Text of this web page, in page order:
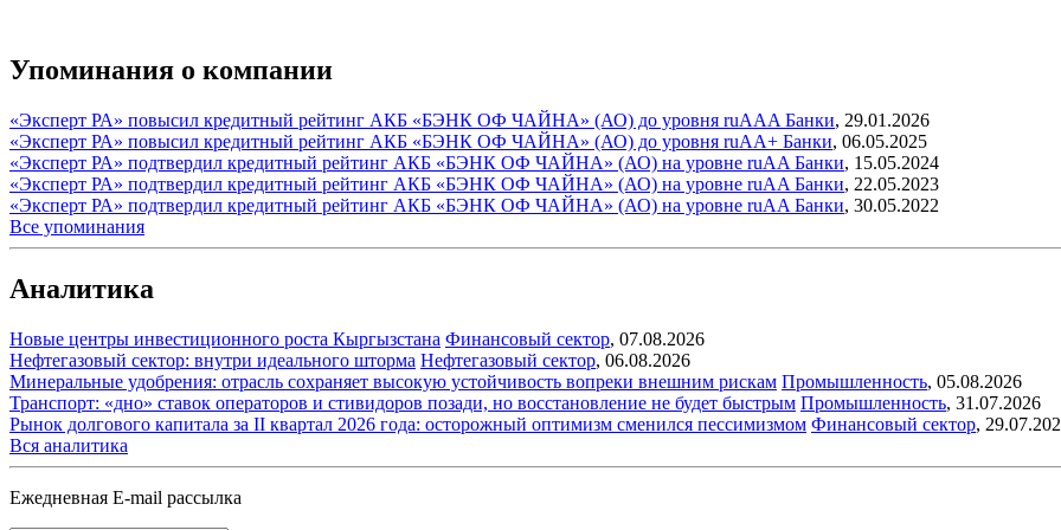
Упоминания о компании
«Эксперт РА» повысил кредитный рейтинг АКБ «БЭНК ОФ ЧАЙНА» (АО) до уровня ruAAA Банки, 29.01.2026
«Эксперт РА» повысил кредитный рейтинг АКБ «БЭНК ОФ ЧАЙНА» (АО) до уровня ruAA+ Банки, 06.05.2025
«Эксперт РА» подтвердил кредитный рейтинг АКБ «БЭНК ОФ ЧАЙНА» (АО) на уровне ruAA Банки, 15.05.2024
«Эксперт РА» подтвердил кредитный рейтинг АКБ «БЭНК ОФ ЧАЙНА» (АО) на уровне ruAA Банки, 22.05.2023
«Эксперт РА» подтвердил кредитный рейтинг АКБ «БЭНК ОФ ЧАЙНА» (АО) на уровне ruAA Банки, 30.05.2022
Все упоминания
Аналитика
Новые центры инвестиционного роста Кыргызстана Финансовый сектор, 07.08.2026
Нефтегазовый сектор: внутри идеального шторма Нефтегазовый сектор, 06.08.2026
Минеральные удобрения: отрасль сохраняет высокую устойчивость вопреки внешним рискам Промышленность, 05.08.2026
Транспорт: «дно» ставок операторов и стивидоров позади, но восстановление не будет быстрым Промышленность, 31.07.2026
Рынок долгового капитала за II квартал 2026 года: осторожный оптимизм сменился пессимизмом Финансовый сектор,
Вся аналитика
Ежедневная E-mail рассылка